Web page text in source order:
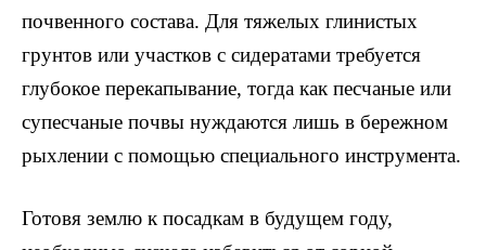
почвенного состава. Для тяжелых глинистых
грунтов или участков с сидератами требуется
глубокое перекапывание, тогда как песчаные или
супесчаные почвы нуждаются лишь в бережном
рыхлении с помощью специального инструмента.
Готовя землю к посадкам в будущем году,